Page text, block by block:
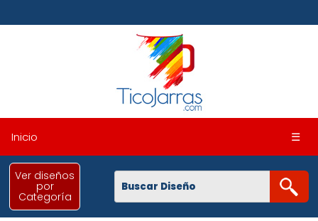
Inicio ☰
Ver diseños
por
Categoría